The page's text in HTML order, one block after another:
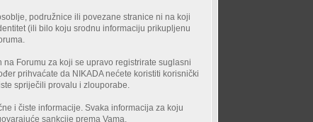
podružnice ili povezane stranice ni na koji
(ili bilo koju srodnu informaciju prikupljenu
Forumu za koji se upravo registrirate suglasni
prihvaćate da NIKADA nećete koristiti korisnički
spriječili provalu i zlouporabe.
i čiste informacije. Svaka informacija za koju
sankcije prema Vama.